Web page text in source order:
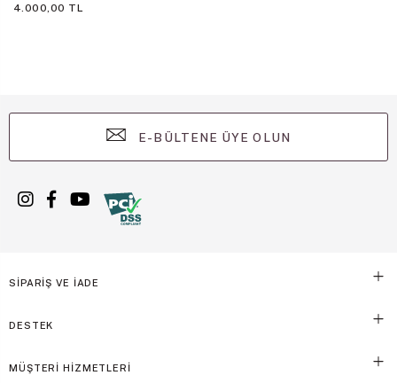
4.000,00 TL
E-BÜLTENE ÜYE OLUN
SİPARİŞ VE İADE
DESTEK
MÜŞTERİ HİZMETLERİ